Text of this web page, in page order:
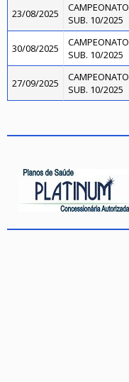
23/08/2025
SUB. 10/2025
30/08/2025
SUB. 10/2025
27/09/2025
SUB. 10/2025